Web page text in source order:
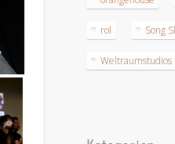
rol Song
Weltraumstudios